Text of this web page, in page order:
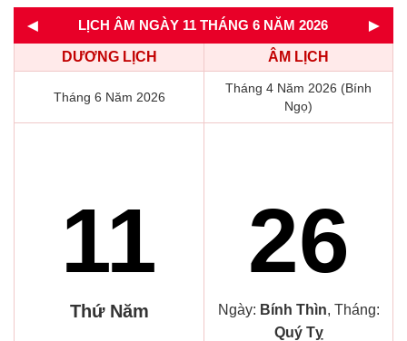
◄ LỊCH ÂM NGÀY 11 THÁNG 6 NĂM 2026 ►
DƯƠNG LỊCH ÂM LỊCH
Tháng 6 Năm 2026
Tháng 4 Năm 2026 (Bính
Ngọ)
11
Thứ Năm
26
Ngày: Bính Thìn, Tháng:
Quý Tỵ